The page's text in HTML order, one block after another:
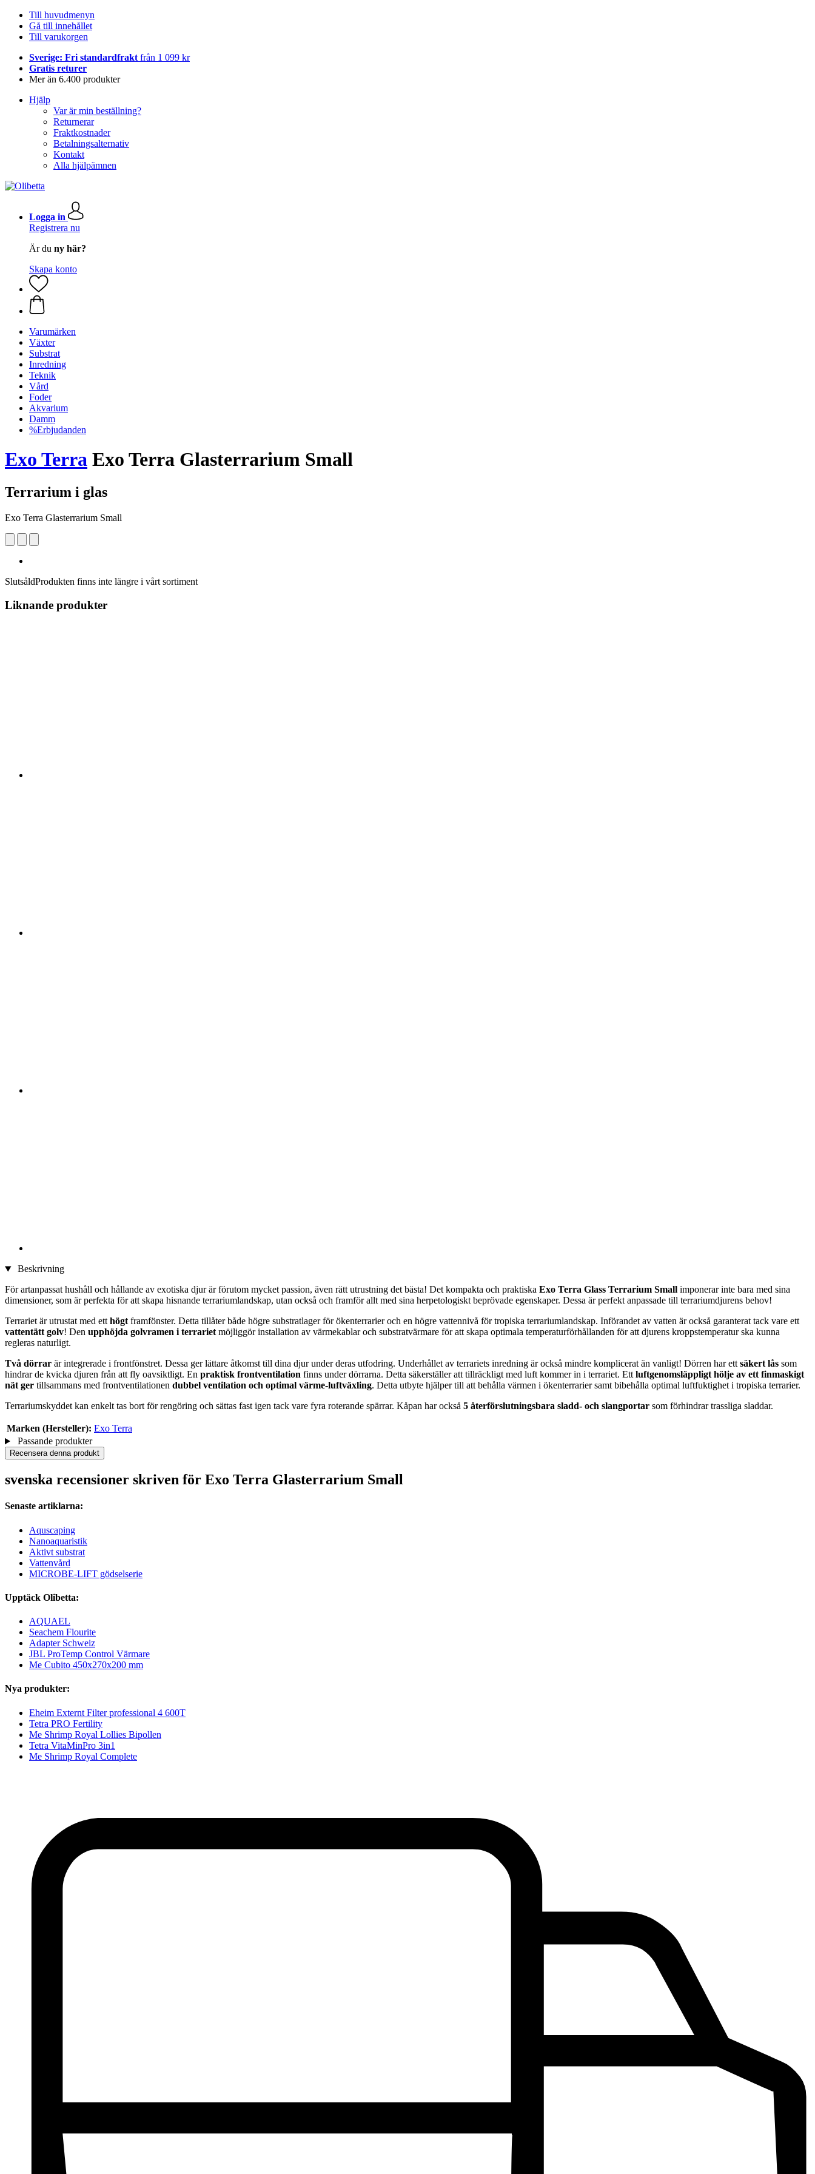
Till huvudmenyn
Gå till innehållet
Till varukorgen
Sverige: Fri standardfrakt från 1 099 kr
Gratis returer
Mer än 6.400 produkter
Hjälp
Var är min beställning?
Returnerar
Fraktkostnader
Betalningsalternativ
Kontakt
Alla hjälpämnen
Logga in
Registrera nu
Är du ny här?
Skapa konto
Varumärken
Växter
Substrat
Inredning
Teknik
Vård
Foder
Akvarium
Damm
%Erbjudanden
Exo Terra Exo Terra Glasterrarium Small
Terrarium i glas
Exo Terra Glasterrarium Small
SlutsåldProdukten finns inte längre i vårt sortiment
Liknande produkter
Beskrivning
För artanpassat hushåll och hållande av exotiska djur är förutom mycket passion, även rätt utrustning det bästa! Det kompakta och praktiska Exo Terra Glass Terrarium Small imponerar inte bara med sina
dimensioner, som är perfekta för att skapa hisnande terrariumlandskap, utan också och framför allt med sina herpetologiskt beprövade egenskaper. Dessa är perfekt anpassade till terrariumdjurens behov!
Terrariet är utrustat med ett högt framfönster. Detta tillåter både högre substratlager för ökenterrarier och en högre vattennivå för tropiska terrariumlandskap. Införandet av vatten är också garanterat tack vare ett
vattentätt golv! Den upphöjda golvramen i terrariet möjliggör installation av värmekablar och substratvärmare för att skapa optimala temperaturförhållanden för att djurens kroppstemperatur ska kunna
regleras naturligt.
Två dörrar är integrerade i frontfönstret. Dessa ger lättare åtkomst till dina djur under deras utfodring. Underhållet av terrariets inredning är också mindre komplicerat än vanligt! Dörren har ett säkert lås som
hindrar de kvicka djuren från att fly oavsiktligt. En praktisk frontventilation finns under dörrarna. Detta säkerställer att tillräckligt med luft kommer in i terrariet. Ett luftgenomsläppligt hölje av ett finmaskigt
nät ger tillsammans med frontventilationen dubbel ventilation och optimal värme-luftväxling. Detta utbyte hjälper till att behålla värmen i ökenterrarier samt bibehålla optimal luftfuktighet i tropiska terrarier.
Terrariumskyddet kan enkelt tas bort för rengöring och sättas fast igen tack vare fyra roterande spärrar. Kåpan har också 5 återförslutningsbara sladd- och slangportar som förhindrar trassliga sladdar.
Marken (Hersteller): Exo Terra
Passande produkter
Recensera denna produkt
svenska recensioner skriven för Exo Terra Glasterrarium Small
Senaste artiklarna:
Aquscaping
Nanoaquaristik
Aktivt substrat
Vattenvård
MICROBE-LIFT gödselserie
Upptäck Olibetta:
AQUAEL
Seachem Flourite
Adapter Schweiz
JBL ProTemp Control Värmare
Me Cubito 450x270x200 mm
Nya produkter:
Eheim Externt Filter professional 4 600T
Tetra PRO Fertility
Me Shrimp Royal Lollies Bipollen
Tetra VitaMinPro 3in1
Me Shrimp Royal Complete